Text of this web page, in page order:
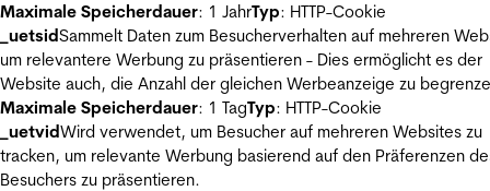
Maximale Speicherdauer: 1 JahrTyp: HTTP-Cookie
_uetsidSammelt Daten zum Besucherverhalten auf mehreren
um relevantere Werbung zu präsentieren - Dies ermöglicht es der
Website auch, die Anzahl der gleichen Werbeanzeige zu
Maximale Speicherdauer: 1 TagTyp: HTTP-Cookie
_uetvidWird verwendet, um Besucher auf mehreren Websites zu
tracken, um relevante Werbung basierend auf den Präferenzen
Besuchers zu präsentieren.